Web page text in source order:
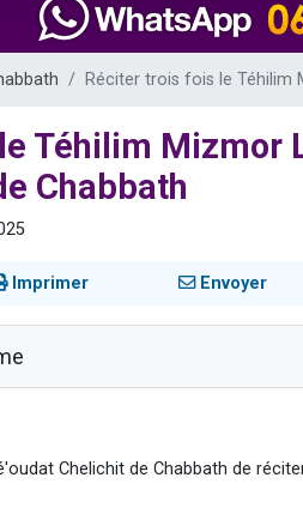
Eva vient de donner son Maasser
Réciter trois fois le Téhilim
Téhilim Mizmor
Chabbath
Imprimer Envoyer
Chelichit de Chabbath de